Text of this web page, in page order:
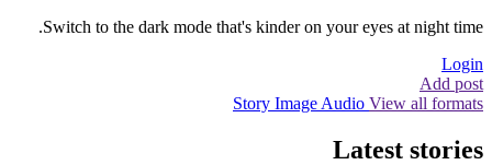
Switch to the dark mode that's kinder on your eyes at night time.
Login
Add post
Story Image Audio View all formats
Latest stories